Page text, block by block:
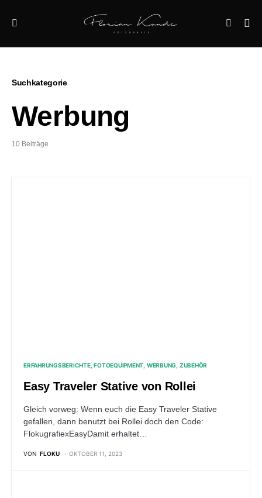
Suchkategorie
Werbung
10 Beiträge
ERFAHRUNGSBERICHTE FOTOEQUIPMENT WERBUNG ZUBEHÖR
Easy Traveler Stative von Rollei
Gleich vorweg: Wenn euch die Easy Traveler Stative
gefallen, dann benutzt bei Rollei doch den Code:
FlokugrafiexEasyDamit erhaltet…
VON FLOKU OKTOBER 11, 2023